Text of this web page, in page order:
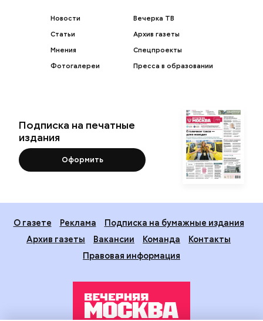
Новости
Статьи
Мнения
Фотогалереи
Вечерка ТВ
Архив газеты
Спецпроекты
Пресса в образовании
Подписка на печатные
издания
Оформить
О газете Реклама
Подписка на бумажные издания
Архив газеты
Вакансии Команда
Контакты
Правовая информация